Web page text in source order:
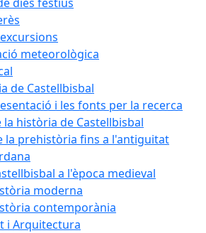
meteorològica
de Castellbisbal
i les fonts per la recerca
la història de Castellbisbal
la prehistòria fins a l'antiguitat
a l'època medieval
moderna
contemporània
i Arquitectura